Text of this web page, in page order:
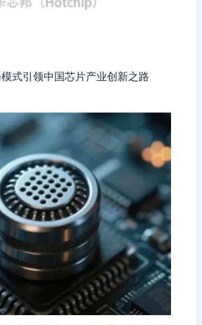
式引领中国芯片产业创新之路